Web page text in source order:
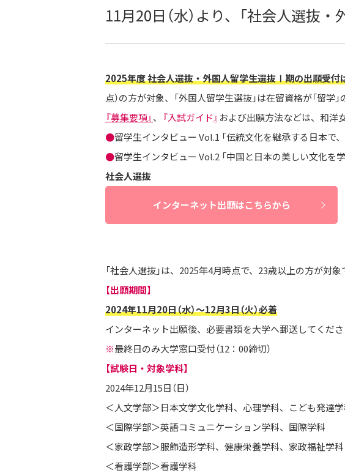
11月20日（水）より、「社会人選抜
2025年度 社会人選抜・外国人留学生選抜Ⅰ期の出願受付
点）の方が対象、「外国人留学生選抜」は在留資格が「留学」
『募集要項』、 『入試ガイド』 および出願方法などは、和洋
●留学生インタビュー Vol.1 「伝統文化を継承する日本で
●留学生インタビュー Vol.2 「中国と日本の美しい文化を
社会人選抜
インターネット出願はこちらから
「社会人選抜」は、2025年4月時点で、23歳以上の方が対象
【出願期間】
2024年11月20日（水）～12月3日（火）必着
インターネット出願後、必要書類を大学へ郵送してくださ
※最終日のみ大学窓口受付（12：00締切）
【試験日・対象学科】
2024年12月15日（日）
＜人文学部＞日本文学文化学科、心理学科、こども発達
＜国際学部＞英語コミュニケーション学科、国際学科
＜家政学部＞服飾造形学科、健康栄養学科、家政福祉学科
＜看護学部＞看護学科